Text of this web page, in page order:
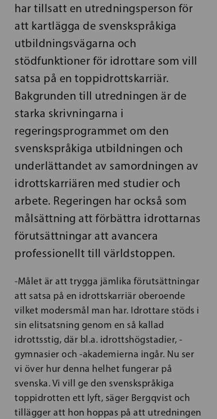
har tillsatt en utredningsperson för
att kartlägga de svenskspråkiga
utbildningsvägarna och
stödfunktioner för idrottare som vill
satsa på en toppidrottskarriär.
Bakgrunden till utredningen är de
starka skrivningarna i
regeringsprogrammet om den
svenskspråkiga utbildningen och
underlättandet av samordningen av
idrottskarriären med studier och
arbete. Regeringen har också som
målsättning att förbättra idrottarnas
förutsättningar att avancera
professionellt till världstoppen.
-Målet är att trygga jämlika förutsättningar
att satsa på en idrottskarriär oberoende
vilket modersmål man har. Idrottare stöds i
sin elitsatsning genom en så kallad
idrottsstig, där bl.a. idrottshögstadier, -
gymnasier och -akademierna ingår. Nu ser
vi över hur denna helhet fungerar på
svenska. Vi vill ge den svenskspråkiga
toppidrotten ett lyft, säger Bergqvist och
tillägger att hon hoppas på att utredningen